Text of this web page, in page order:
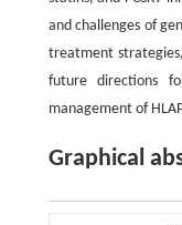
and challenges of
treatment
future directions
management of
Graphical